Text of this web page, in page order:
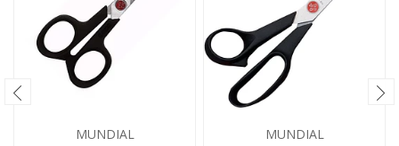
MUNDIAL MUNDIAL